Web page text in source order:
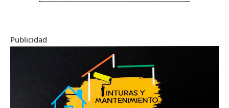
Publicidad